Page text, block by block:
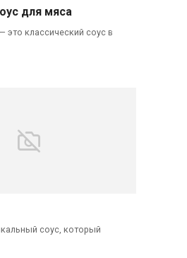
для мяса
это классический соус в
соус, который